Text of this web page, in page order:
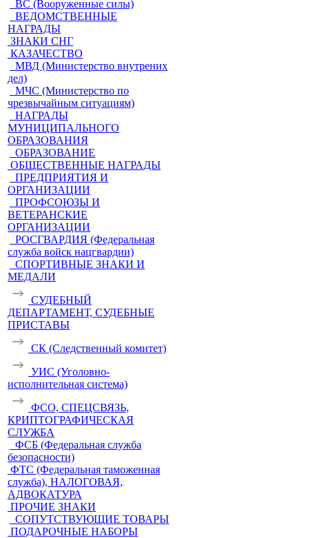
ВС (Вооруженные силы)
ВЕДОМСТВЕННЫЕ
НАГРАДЫ
ЗНАКИ СНГ
КАЗАЧЕСТВО
МВД (Министерство внутрених
дел)
МЧС (Министерство по
чрезвычайным ситуациям)
НАГРАДЫ
МУНИЦИПАЛЬНОГО
ОБРАЗОВАНИЯ
ОБРАЗОВАНИЕ
ОБЩЕСТВЕННЫЕ НАГРАДЫ
ПРЕДПРИЯТИЯ И
ОРГАНИЗАЦИИ
ПРОФСОЮЗЫ И
ВЕТЕРАНСКИЕ
ОРГАНИЗАЦИИ
РОСГВАРДИЯ (Федеральная
служба войск нацгвардии)
СПОРТИВНЫЕ ЗНАКИ И
МЕДАЛИ
СУДЕБНЫЙ
ДЕПАРТАМЕНТ, СУДЕБНЫЕ
ПРИСТАВЫ
СК (Следственный комитет)
УИС (Уголовно-
исполнительная система)
ФСО, СПЕЦСВЯЗЬ,
КРИПТОГРАФИЧЕСКАЯ
СЛУЖБА
ФСБ (Федеральная служба
безопасности)
ФТС (Федеральная таможенная
служба), НАЛОГОВАЯ,
АДВОКАТУРА
ПРОЧИЕ ЗНАКИ
СОПУТСТВУЮЩИЕ ТОВАРЫ
ПОДАРОЧНЫЕ НАБОРЫ